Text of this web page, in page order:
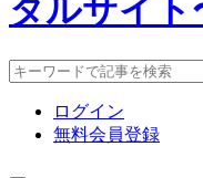
ログイン
無料会員登録